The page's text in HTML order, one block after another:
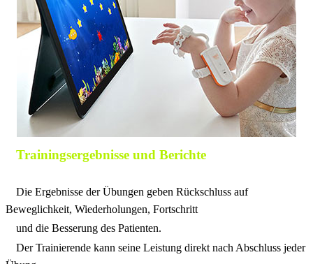
Trainingsergebnisse und Berichte
Die Ergebnisse der Übungen geben Rückschluss auf
Beweglichkeit, Wiederholungen, Fortschritt
und die Besserung des Patienten.
Der Trainierende kann seine Leistung direkt nach Abschluss jeder